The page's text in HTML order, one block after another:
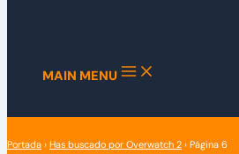
MAIN MENU
Portada › Has buscado por Overwatch 2 › Página 6